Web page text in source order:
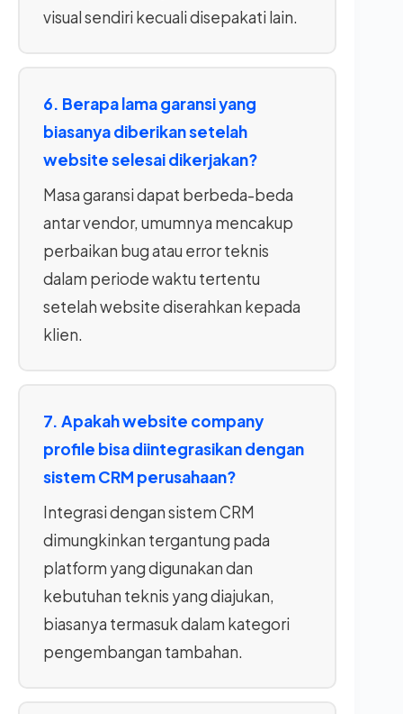
visual sendiri kecuali disepakati lain.
6. Berapa lama garansi yang
biasanya diberikan setelah
website selesai dikerjakan?
Masa garansi dapat berbeda-beda
antar vendor, umumnya mencakup
perbaikan bug atau error teknis
dalam periode waktu tertentu
setelah website diserahkan kepada
klien.
7. Apakah website company
profile bisa diintegrasikan dengan
sistem CRM perusahaan?
Integrasi dengan sistem CRM
dimungkinkan tergantung pada
platform yang digunakan dan
kebutuhan teknis yang diajukan,
biasanya termasuk dalam kategori
pengembangan tambahan.